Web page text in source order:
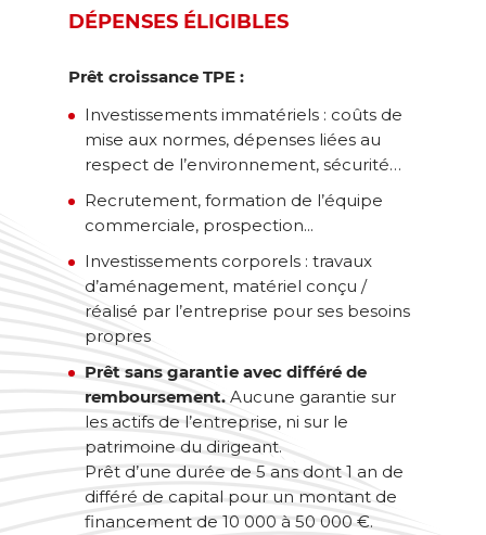
DÉPENSES ÉLIGIBLES
Prêt croissance TPE :
Investissements immatériels : coûts de
mise aux normes, dépenses liées au
respect de l’environnement, sécurité…
Recrutement, formation de l’équipe
commerciale, prospection...
Investissements corporels : travaux
d’aménagement, matériel conçu /
réalisé par l’entreprise pour ses besoins
propres
Prêt sans garantie avec différé de
remboursement.Aucune garantie sur
les actifs de l’entreprise, ni sur le
patrimoine du dirigeant.
Prêt d’une durée de 5 ans dont 1 an de
différé de capital pour un montant de
financement de 10 000 à 50 000 €.